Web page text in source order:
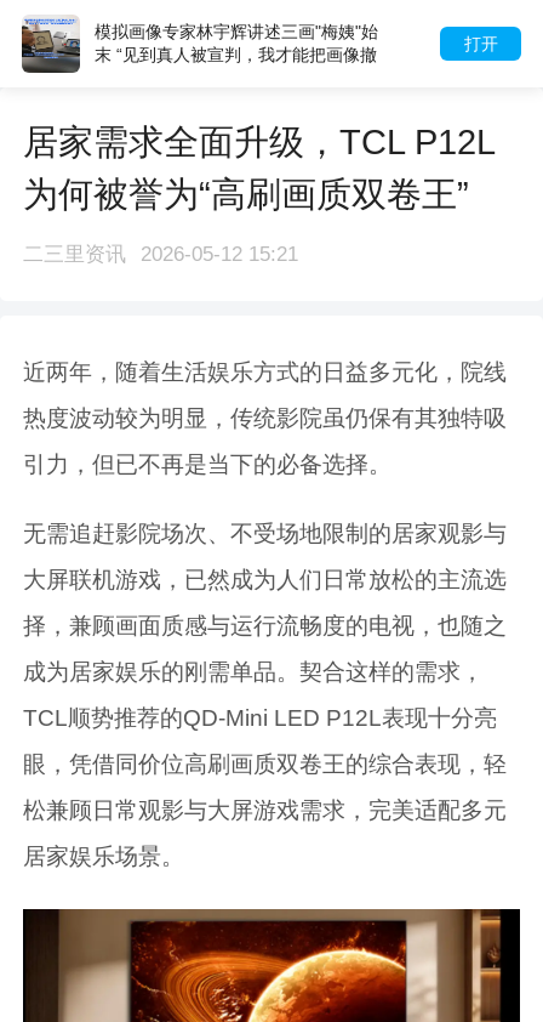
打开
模拟画像专家林宇辉讲述三画"梅姨"始
末 “见到真人被宣判，我才能把画像撤
居家需求全面升级，TCL P12L
为何被誉为“高刷画质双卷王”
二三里资讯 2026-05-12 15:21
近两年，随着生活娱乐方式的日益多元化，院线
热度波动较为明显，传统影院虽仍保有其独特吸
引力，但已不再是当下的必备选择。
无需追赶影院场次、不受场地限制的居家观影与
大屏联机游戏，已然成为人们日常放松的主流选
择，兼顾画面质感与运行流畅度的电视，也随之
成为居家娱乐的刚需单品。契合这样的需求，
TCL顺势推荐的QD-Mini LED P12L表现十分亮
眼，凭借同价位高刷画质双卷王的综合表现，轻
松兼顾日常观影与大屏游戏需求，完美适配多元
居家娱乐场景。